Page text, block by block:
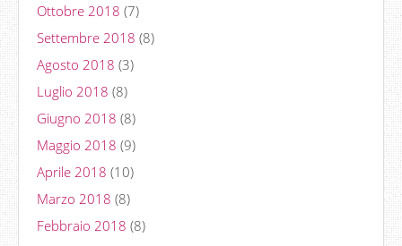
Ottobre 2018 (7)
Settembre 2018 (8)
Agosto 2018 (3)
Luglio 2018 (8)
Giugno 2018 (8)
Maggio 2018 (9)
Aprile 2018 (10)
Marzo 2018 (8)
Febbraio 2018 (8)